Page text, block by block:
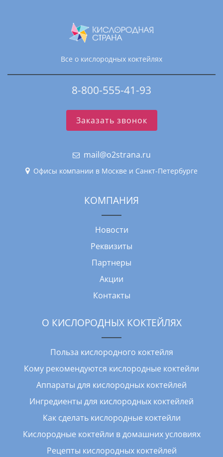
Все о кислородных коктейлях
8-800-555-41-93
Заказать звонок
mail@o2strana.ru
Офисы компании в Москве и Санкт-Петербурге
КОМПАНИЯ
Новости
Реквизиты
Партнеры
Акции
Контакты
О КИСЛОРОДНЫХ КОКТЕЙЛЯХ
Польза кислородного коктейля
Кому рекомендуются кислородные коктейли
Аппараты для кислородных коктейлей
Ингредиенты для кислородных коктейлей
Как сделать кислородные коктейли
Кислородные коктейли в домашних условиях
Рецепты кислородных коктейлей